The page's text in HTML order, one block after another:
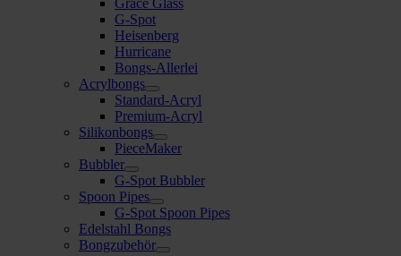
G-Spot
Heisenberg
Hurricane
Bongs-Allerlei
Acrylbongs
Standard-Acryl
Premium-Acryl
Silikonbongs
PieceMaker
Bubbler
G-Spot Bubbler
Spoon Pipes
G-Spot Spoon Pipes
Edelstahl Bongs
Bongzubehör